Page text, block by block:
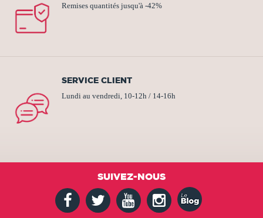
Remises quantités jusqu'à -42%
SERVICE CLIENT
Lundi au vendredi, 10-12h / 14-16h
SUIVEZ-NOUS